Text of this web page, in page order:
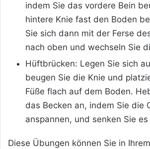
indem Sie das vordere Bein
hintere Knie fast den Boden
Sie sich dann mit der Ferse
nach oben und wechseln Sie
Hüftbrücken: Legen Sie sich
beugen Sie die Knie und
Füße flach auf dem Boden.
das Becken an, indem Sie die
anspannen, und senken Sie
Diese Übungen können Sie in